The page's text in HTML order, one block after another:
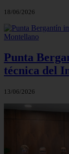
18/06/2026
Punta
técnica del
13/06/2026